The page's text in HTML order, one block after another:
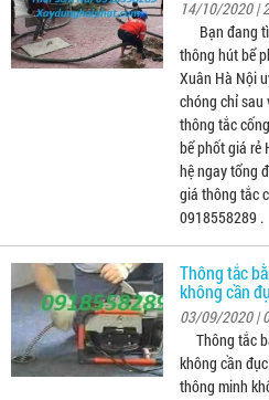
14/10/2020 |
Bạn đang
thông hút bể
Xuân Hà Nội
chóng chỉ sau
thông tắc
bể phốt giá rẻ
hệ ngay tổng
giá thông tắc
0918558289 .
Thông tắc
không cần
03/09/2020 |
Thông tắc
không cần
thông minh